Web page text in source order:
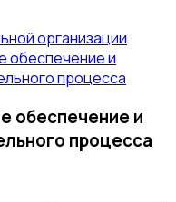
организации
обеспечение и
процесса
обеспечение и
процесса